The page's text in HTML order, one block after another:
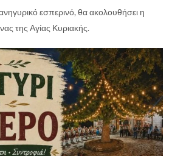
εσπερινό, θα ακολουθήσει η
της Αγίας Κυριακής.